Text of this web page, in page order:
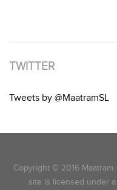
TWITTER
Tweets by @MaatramSL
Copyright © 2016
site is licensed under